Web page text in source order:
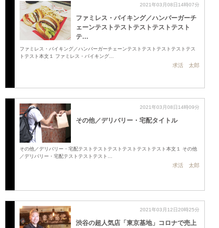
2021年03月08日14時07分
ファミレス・バイキング／ハンバーガーチ
ェーンテストテストテストテストテスト
テ…
ファミレス・バイキング／ハンバーガーチェーンテストテストテストテストテス
トテスト本文１ ファミレス・バイキング…
求活 太郎
2021年03月08日14時09分
その他／デリバリー・宅配タイトル
その他／デリバリー・宅配テストテストテストテストテストテスト本文１ その他
／デリバリー・宅配テストテストテスト…
求活 太郎
2021年03月12日20時25分
渋谷の超人気店「東京基地」コロナで売上